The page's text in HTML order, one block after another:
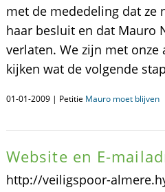
met de mededeling dat ze
haar besluit en dat Mauro
verlaten. We zijn met onze
kijken wat de volgende
01-01-2009 | Petitie Mauro moet blijven
Website en E-
http://veiligspoor-